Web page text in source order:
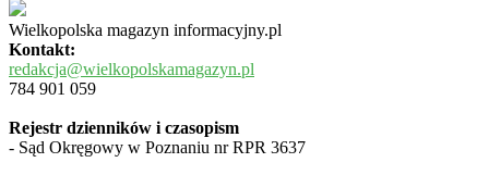
Wielkopolska magazyn informacyjny.pl
Kontakt:
redakcja@wielkopolskamagazyn.pl
784 901 059
Rejestr dzienników i czasopism
- Sąd Okręgowy w Poznaniu nr RPR 3637